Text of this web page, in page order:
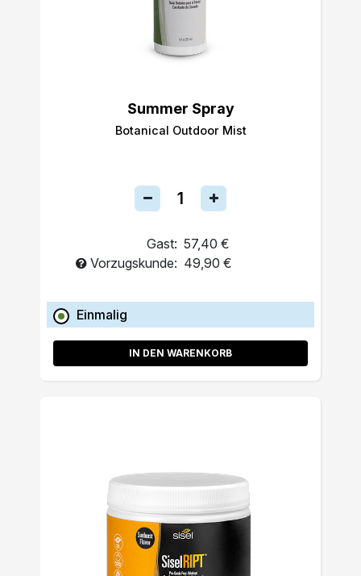
Summer Spray
Botanical Outdoor Mist
Gast: 57,40 €
Vorzugskunde: 49,90 €
Einmalig
IN DEN WARENKORB